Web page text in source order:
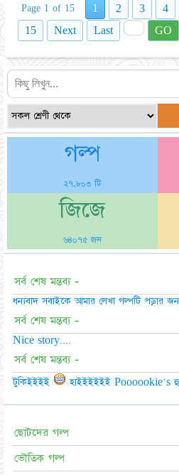
Page 1 of 15 1 2 3 4
15
Next Last GO
গল্প
২৭,৮০৩ টি
জিজে
৬৪০৭৫ জন
সর্ব শেষ মন্তব্য -
ধন্যবাদ সবাইকে আমার লেখা গল্পটি পড়ার
সর্ব শেষ মন্তব্য -
Nice story....
সর্ব শেষ মন্তব্য -
টুকিইইইই হাইইইইইই Poooookie's
ছোটদের গল্প
ভৌতিক গল্প